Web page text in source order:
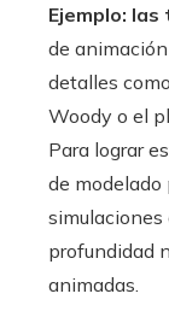
Ejemplo:
de
detalles
Woody o el
Para lograr
de modelado
profundidad
animadas.